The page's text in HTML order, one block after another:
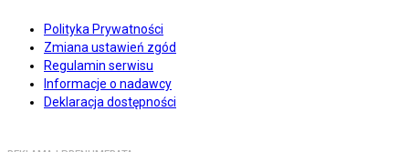
Polityka Prywatności
Zmiana ustawień zgód
Regulamin serwisu
Informacje o nadawcy
Deklaracja dostępności